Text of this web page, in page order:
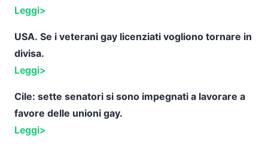
Leggi>
USA. Se i veterani gay licenziati vogliono tornare in
divisa.
Leggi>
Cile: sette senatori si sono impegnati a lavorare a
favore delle unioni gay.
Leggi>